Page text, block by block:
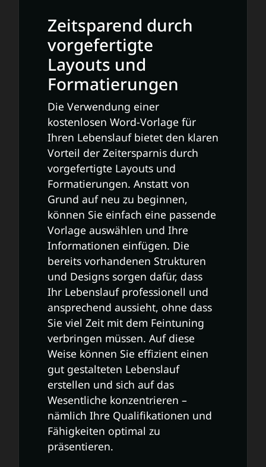
Zeitsparend durch
vorgefertigte
Layouts und
Formatierungen
Die Verwendung einer
kostenlosen Word-Vorlage für
Ihren Lebenslauf bietet den klaren
Vorteil der Zeitersparnis durch
vorgefertigte Layouts und
Formatierungen. Anstatt von
Grund auf neu zu beginnen,
können Sie einfach eine passende
Vorlage auswählen und Ihre
Informationen einfügen. Die
bereits vorhandenen Strukturen
und Designs sorgen dafür, dass
Ihr Lebenslauf professionell und
ansprechend aussieht, ohne dass
Sie viel Zeit mit dem Feintuning
verbringen müssen. Auf diese
Weise können Sie effizient einen
gut gestalteten Lebenslauf
erstellen und sich auf das
Wesentliche konzentrieren –
nämlich Ihre Qualifikationen und
Fähigkeiten optimal zu
präsentieren.